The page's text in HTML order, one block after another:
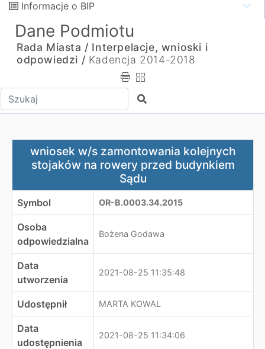
Informacje o BIP
Dane Podmiotu
Rada Miasta / Interpelacje, wnioski i
odpowiedzi / Kadencja 2014-2018
Wpisz tekst do wyszukania Szukaj
wniosek w/s zamontowania kolejnych stojaków na
wniosek w/s zamontowania kolejnych
stojaków na rowery przed budynkiem
Sądu
Symbol OR-B.0003.34.2015
Osoba
odpowiedzialna
Bożena Godawa
Data
utworzenia
2021-08-25 11:35:48
Udostępnił MARTA KOWAL
Data
udostępnienia
2021-08-25 11:34:06